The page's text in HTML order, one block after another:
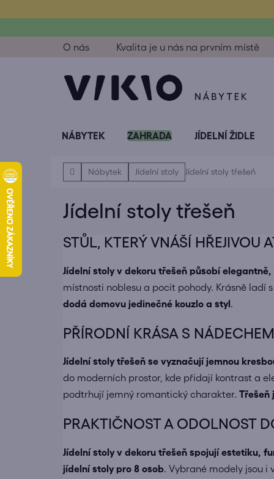
na
O nás
Kvalita je u nás na prvním místě
NÁBYTEK ZAHRADA JÍDELNÍ ŽIDLE
DomůNábytek Jídelní stoly Jídelní stoly třešeň
Jídelní stoly třešeň
STŮL, KTERÝ VNÁŠÍ HŘEJIVOU
Jídelní stoly v dekoru třešeň působí
místnosti noblesu a pocit pohody. Krásně ladí s
dodá domovu jedinečné kouzlo a styl
PŘÍRODNÍ KRÁSA S
Jídelní stoly třešeň se vyznačují jemnou
do moderních prostor, kde přidají kontrast a
podtrhují jemný romantický charakter. Třešeň
PRAKTIČNOST A ODOLNOST
Jídelní stoly v dekoru třešeň spojují estetiku,
jídelní stoly pro 8 osob. Vybrané modely jsou i